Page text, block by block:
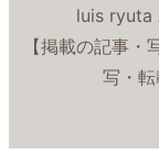
luis ryuta
【掲載の記事
写・転